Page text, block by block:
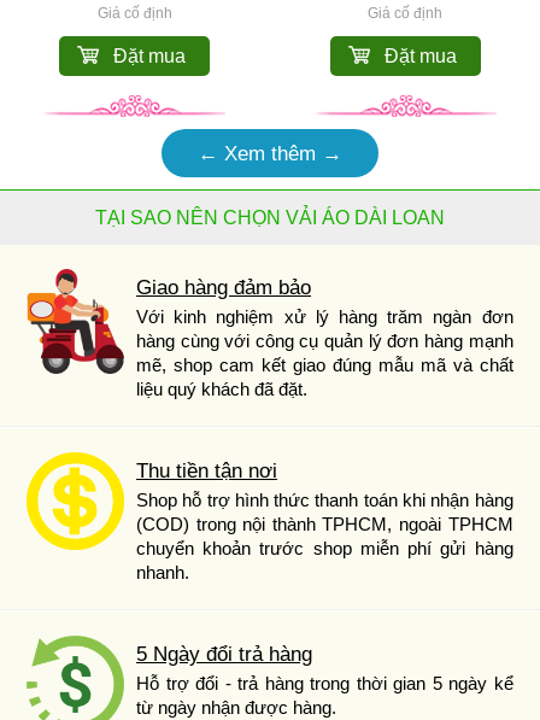
Giá cố định
Đặt mua
Giá cố định
Đặt mua
← Xem thêm →
TẠI SAO NÊN CHỌN VẢI ÁO DÀI LOAN
Giao hàng đảm bảo
Với kinh nghiệm xử lý hàng trăm ngàn đơn
hàng cùng với công cụ quản lý đơn hàng mạnh
mẽ, shop cam kết giao đúng mẫu mã và chất
liệu quý khách đã đặt.
Thu tiền tận nơi
Shop hỗ trợ hình thức thanh toán khi nhận hàng
(COD) trong nội thành TPHCM, ngoài TPHCM
chuyển khoản trước shop miễn phí gửi hàng
nhanh.
5 Ngày đổi trả hàng
Hỗ trợ đổi - trả hàng trong thời gian 5 ngày kể
từ ngày nhận được hàng.